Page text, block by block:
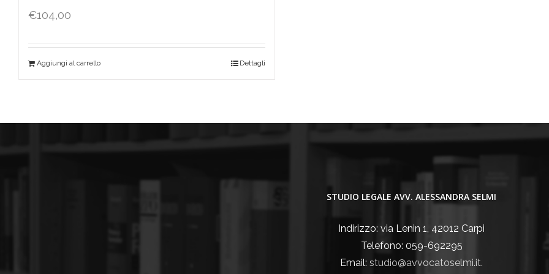
€104,00
Aggiungi al carrello Dettagli
STUDIO LEGALE AVV. ALESSANDRA SELMI
Indirizzo: via Lenin 1, 42012 Carpi
Telefono: 059-692295
Email:studio@avvocatoselmi.it.